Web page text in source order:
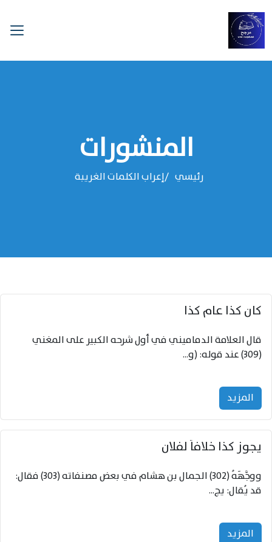
المنشورات
رئيسي إعراب الكلمات الغريبة
كان كذا عام كذا
قال العلامة الدماميني في أول شرحه الكبير على المغني
المزید
يجوز كذا خلافاً لفلان
ووجَّهَهُ (302) الجمال بن هشام في بعض مصنفاته (303) فقال:
قد يُقال: يج...
المزید